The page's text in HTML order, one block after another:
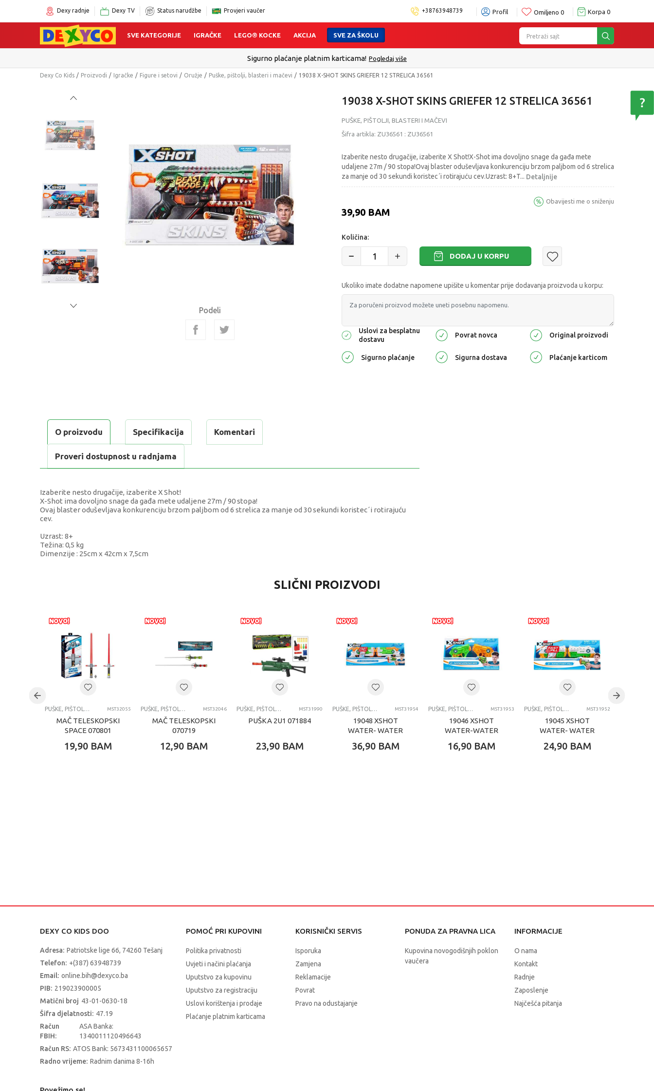
Dexy radnje Dexy TV Status narudžbe Provjeri vaučer +38763948739 Profil Omiljeno 0 Korpa 0
Pretraži sajt
SVE KATEGORIJE IGRAČKE LEGO® KOCKE AKCIJA SVE ZA ŠKOLU
Sigurno plaćanje platnim karticama! Pogledaj više
Dexy Co Kids Proizvodi Igračke Figure i setovi Oružje Puške, pištolji, blasteri i mačevi 19038 X-SHOT SKINS GRIEFER 12 STRELICA 36561
Podeli
19038 X-SHOT SKINS GRIEFER 12 STRELICA 36561
PUŠKE, PIŠTOLJI, BLASTERI I MAČEVI
Šifra artikla: ZU36561 : ZU36561
Izaberite nesto drugačije, izaberite X Shot!X-Shot ima dovoljno snage da gađa mete
udaljene 27m / 90 stopa!Ovaj blaster oduševljava konkurenciju brzom paljbom od 6 strelica
za manje od 30 sekundi koristec´i rotirajuću cev.Uzrast: 8+T... Detaljnije
39,90 BAM
Obavijesti me o sniženju
Količina:
DODAJ U KORPU
Ukoliko imate dodatne napomene upišite u komentar prije dodavanja proizvoda u korpu:
Uslovi za besplatnu
dostavu
Povrat novca Original proizvodi
Sigurno plaćanje Sigurna dostava Plaćanje karticom
O proizvodu Specifikacija Komentari
Proveri dostupnost u radnjama
Izaberite nesto drugačije, izaberite X Shot!
X-Shot ima dovoljno snage da gađa mete udaljene 27m / 90 stopa!
Ovaj blaster oduševljava konkurenciju brzom paljbom od 6 strelica za manje od 30 sekundi koristec´i rotirajuću
cev.
Uzrast: 8+
Težina: 0,5 kg
Dimenzije : 25cm x 42cm x 7,5cm
Puške, pištolji, blasteri i mačevi
Pol
Uzrast
Brend
SLIČNI PROIZVODI
PUŠKE, PIŠTOLJI, BLASTERI I MAČEVI MST32055
MAČ TELESKOPSKI
SPACE 070801
19,90 BAM
PUŠKE, PIŠTOLJI, BLASTERI I MAČEVI MST32046
MAČ TELESKOPSKI
070719
12,90 BAM
PUŠKE, PIŠTOLJI, BLASTERI I MAČEVI MST31990
PUŠKA 2U1 071884
23,90 BAM
PUŠKE, PIŠTOLJI, BLASTERI I MAČEVI MST31954
19048 XSHOT
WATER- WATER
BLASTER- FAST
36,90 BAM
PUŠKE, PIŠTOLJI, BLASTERI I MAČEVI MST31953
19046 XSHOT
WATER-WATER
BLASTER- NANO
16,90 BAM
PUŠKE, PIŠTOLJI, BLASTERI I MAČEVI MST31952
19045 XSHOT
WATER- WATER
FAST-FILL 2PK
24,90 BAM
DEXY CO KIDS DOO
Adresa: Patriotske lige 66, 74260 Tešanj
Telefon: +(387) 63948739
Email: online.bih@dexyco.ba
PIB: 219023900005
Matični broj 43-01-0630-18
Šifra djelatnosti: 47.19
Račun
FBIH:
ASA Banka:
1340011120496643
Račun RS: ATOS Bank: 5673431100065657
Radno vrijeme: Radnim danima 8-16h
POMOĆ PRI KUPOVINI
Politika privatnosti
Uvjeti i načini plaćanja
Uputstvo za kupovinu
Uputstvo za registraciju
Uslovi korištenja i prodaje
Plaćanje platnim karticama
KORISNIČKI SERVIS
Isporuka
Zamjena
Reklamacije
Povrat
Pravo na odustajanje
PONUDA ZA PRAVNA LICA
Kupovina novogodišnjih poklon
vaučera
INFORMACIJE
O nama
Kontakt
Radnje
Zaposlenje
Najčešća pitanja